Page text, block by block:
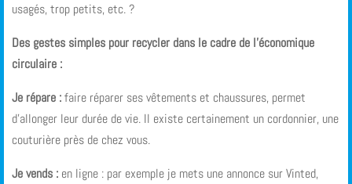
usagés, trop petits, etc. ?
Des gestes simples pour recycler dans le cadre de l’économique
circulaire :
Je répare :faire réparer ses vêtements et chaussures, permet
d’allonger leur durée de vie. Il existe certainement un cordonnier, une
couturière près de chez vous.
Je vends : en ligne : par exemple je mets une annonce sur Vinted,